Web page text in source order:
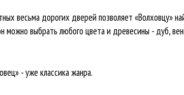
весьма дорогих дверей позволяет «Волховцу»
можно выбрать любого цвета и древесины - дуб,
- уже классика жанра.